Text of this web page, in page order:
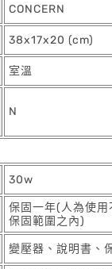
CONCERN
38x17x20 (cm)
室溫
N
30w
保固一年(人為使
保固範圍之內)
變壓器、說明書、